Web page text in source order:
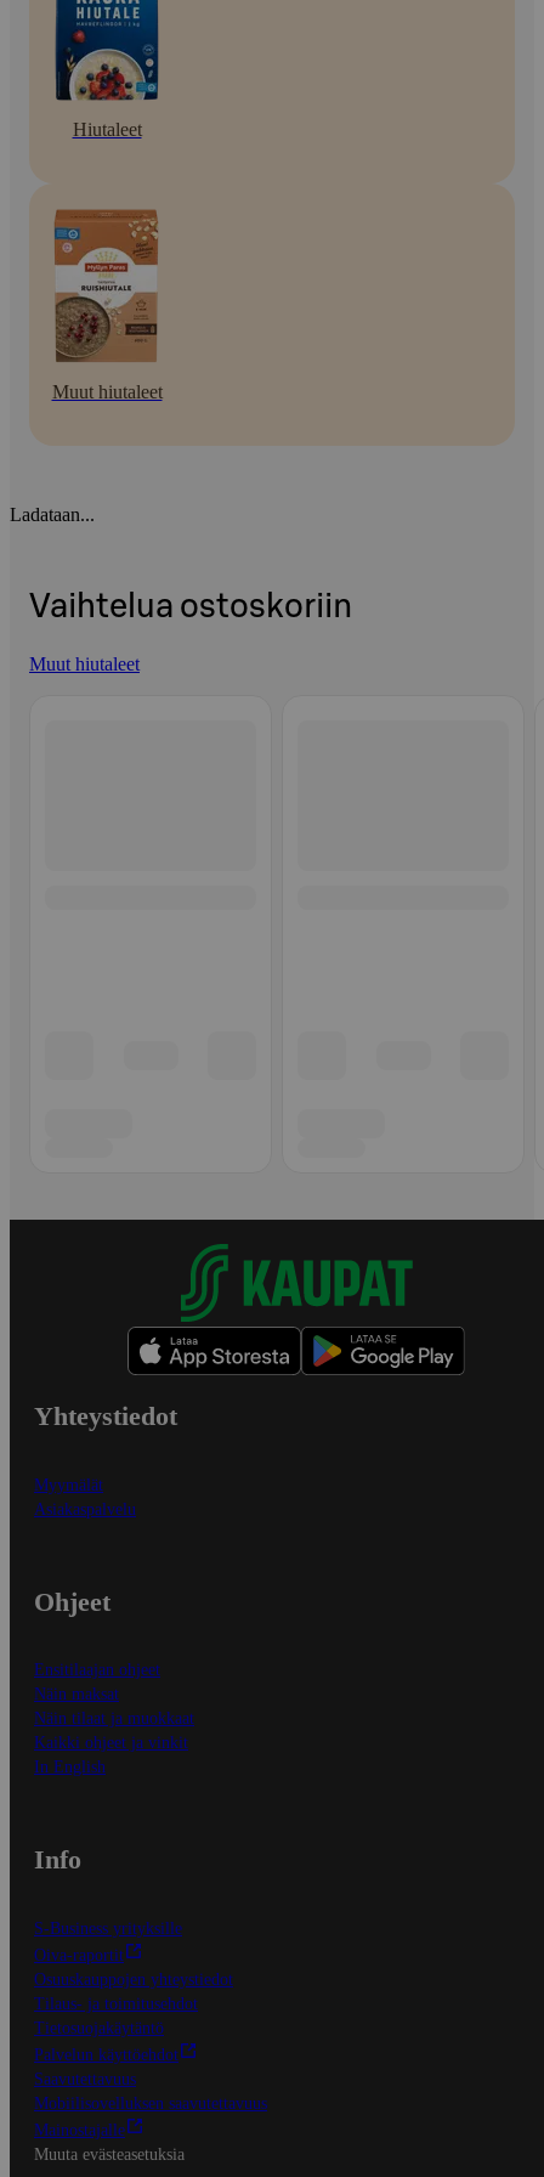
Hiutaleet
Muut hiutaleet
Ladataan...
Vaihtelua ostoskoriin
Muut hiutaleet
Yhteystiedot
Myymälät
Asiakaspalvelu
Ohjeet
Ensitilaajan ohjeet
Näin maksat
Näin tilaat ja muokkaat
Kaikki ohjeet ja vinkit
In English
Info
S-Business yrityksille
Oiva-raportit
Osuuskauppojen yhteystiedot
Tilaus- ja toimitusehdot
Tietosuojakäytäntö
Palvelun käyttöehdot
Saavutettavuus
Mobiilisovelluksen saavutettavuus
Mainostajalle
Muuta evästeasetuksia